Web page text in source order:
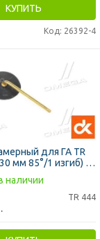
КУПИТЬ
Код: 26392-4
для ГА TR
мм 85°/1 изгиб) с
<ДК>
наличии
TR 444